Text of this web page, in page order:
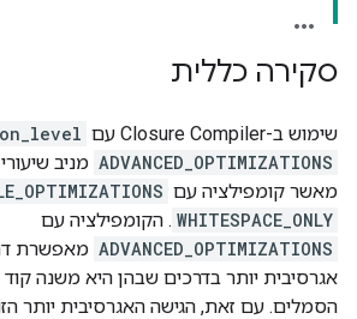
סקירה כללית
שימוש ב-Closure Compiler עם
ADVANCED_OPTIMIZATIONS מניב
מאשר קומפילציה עם
WHITESPACE_ONLY . הקומפילציה עם
ADVANCED_OPTIMIZATIONS מאפשרת
אגרסיבית יותר בדרכים שבהן היא משנה
הסמלים. עם זאת, הגישה האגרסיבית יותר